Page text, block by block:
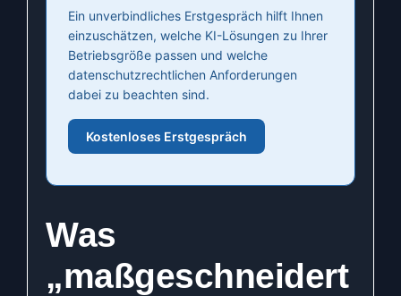
Ein unverbindliches Erstgespräch hilft Ihnen
einzuschätzen, welche KI-Lösungen zu Ihrer
Betriebsgröße passen und welche
datenschutzrechtlichen Anforderungen
dabei zu beachten sind.
Kostenloses Erstgespräch
Was
„maßgeschneidert